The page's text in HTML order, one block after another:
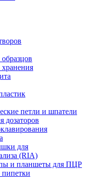
петли и шпатели
дозаторов
для
(RIA)
и планшеты для ПЦР
пипетки